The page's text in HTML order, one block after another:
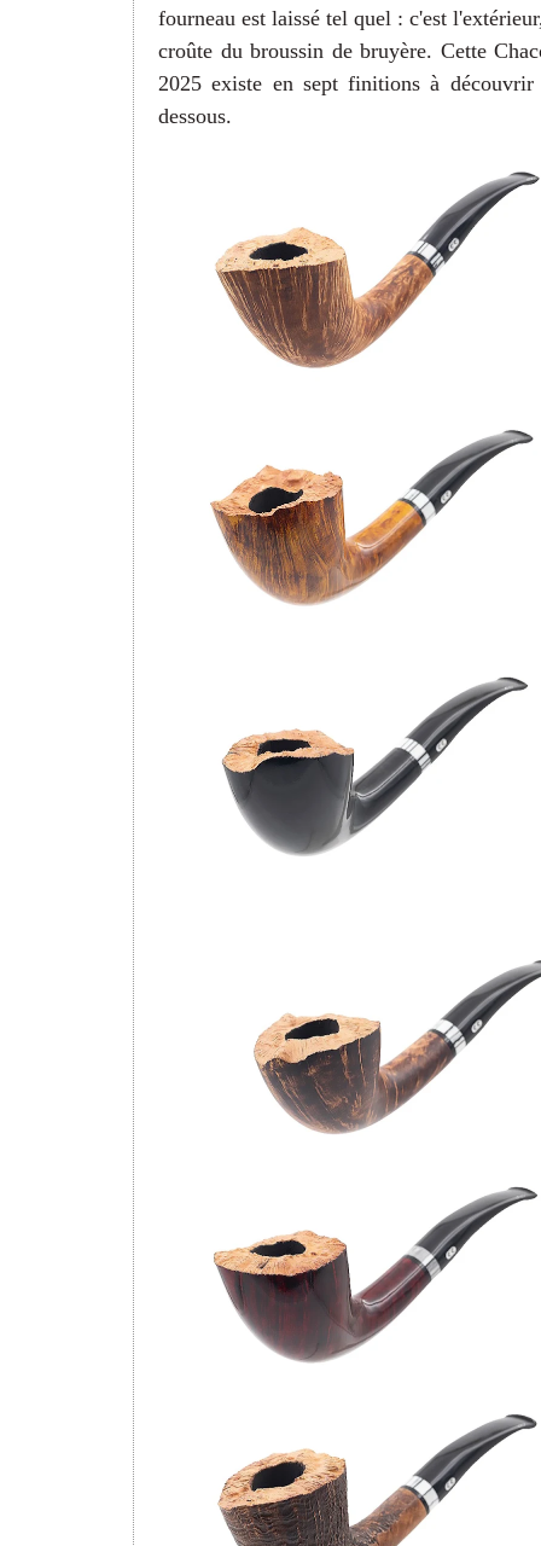
fourneau est laissé tel quel : c'est
croûte du broussin de bruyère. Cette
2025 existe en sept finitions à
dessous.